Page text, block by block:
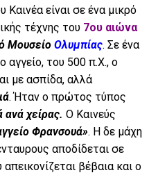
είναι σε ένα μικρό
τέχνης του 7ου αιώνα
Μουσείο Ολυμπίας. Σε ένα
αγγείο, του 500 π.Χ., ο
με ασπίδα, αλλά
. Ήταν ο πρώτος τύπος
ανά χείρας. Ο Καινεύς
Φρανσουά». Η δε μάχη
αποδίδεται σε
βέβαια και ο